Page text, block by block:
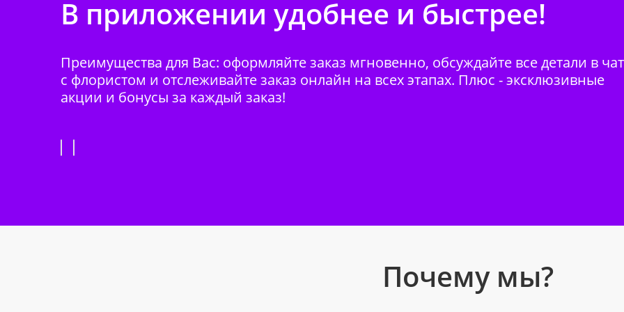
В приложении удобнее и быстрее!
Преимущества для Вас: оформляйте заказ мгновенно, обсуждайте все детали в
с флористом и отслеживайте заказ онлайн на всех этапах. Плюс - эксклюзивные
акции и бонусы за каждый заказ!
Почему мы?